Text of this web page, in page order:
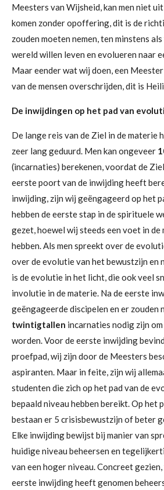
Meesters van Wijsheid, kan men niet
komen zonder opoffering, dit is de
zouden moeten nemen, ten minstens
wereld willen leven en evolueren naar
Maar eender wat wij doen, een
van de mensen overschrijden, dit is
De inwijdingen op het pad van
De lange reis van de Ziel in de materie
zeer lang geduurd. Men kan ongeveer
(incarnaties) berekenen, voordat de
eerste poort van de inwijding heeft
inwijding, zijn wij geëngageerd op het
hebben de eerste stap in de spirituele
gezet, hoewel wij steeds een voet in de
hebben. Als men spreekt over de
over de evolutie van het bewustzijn en
is de evolutie in het licht, die ook veel
involutie in de materie. Na de eerste
geëngageerde discipelen en er zouden
twintigtallen incarnaties nodig zijn
worden. Voor de eerste inwijding
proefpad, wij zijn door de Meesters
aspiranten. Maar in feite, zijn wij
studenten die zich op het pad van de
bepaald niveau hebben bereikt. Op het
bestaan er 5 crisisbewustzijn of beter
Elke inwijding bewijst bij manier van
huidige niveau beheersen en
van een hoger niveau. Concreet gezien,
eerste inwijding heeft genomen